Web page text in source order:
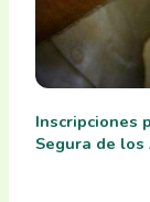
Inscripciones
Segura de